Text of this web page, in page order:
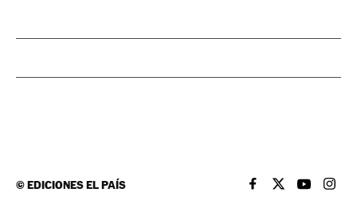
©EDICIONES EL PAÍS EL PAÍS BRASIL EN
EL PAÍSEL PAÍS
EL